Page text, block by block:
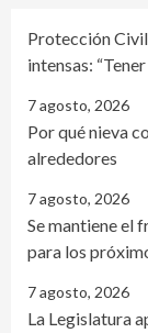
Protección
intensas:
7 agosto, 2026
Por qué nieva
alrededores
7 agosto, 2026
Se mantiene el
para los
7 agosto, 2026
La Legislatura